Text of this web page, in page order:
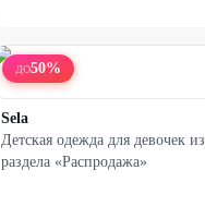
ДО50%
Sela
Детская одежда для девочек из
раздела «Распродажа»